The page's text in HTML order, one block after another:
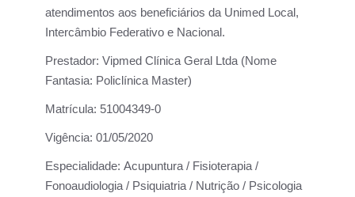
atendimentos aos beneficiários da Unimed Local,
Intercâmbio Federativo e Nacional.
Prestador: Vipmed Clínica Geral Ltda (Nome
Fantasia: Policlínica Master)
Matrícula: 51004349-0
Vigência: 01/05/2020
Especialidade: Acupuntura / Fisioterapia /
Fonoaudiologia / Psiquiatria / Nutrição / Psicologia